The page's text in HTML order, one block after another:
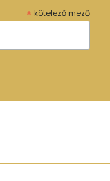
* kötelező mező